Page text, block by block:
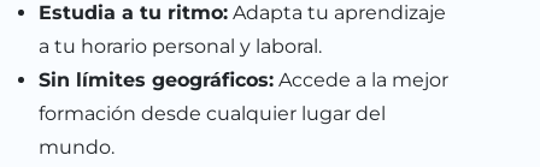
Estudia a tu ritmo: Adapta tu aprendizaje
a tu horario personal y laboral.
Sin límites geográficos: Accede a la mejor
formación desde cualquier lugar del
mundo.